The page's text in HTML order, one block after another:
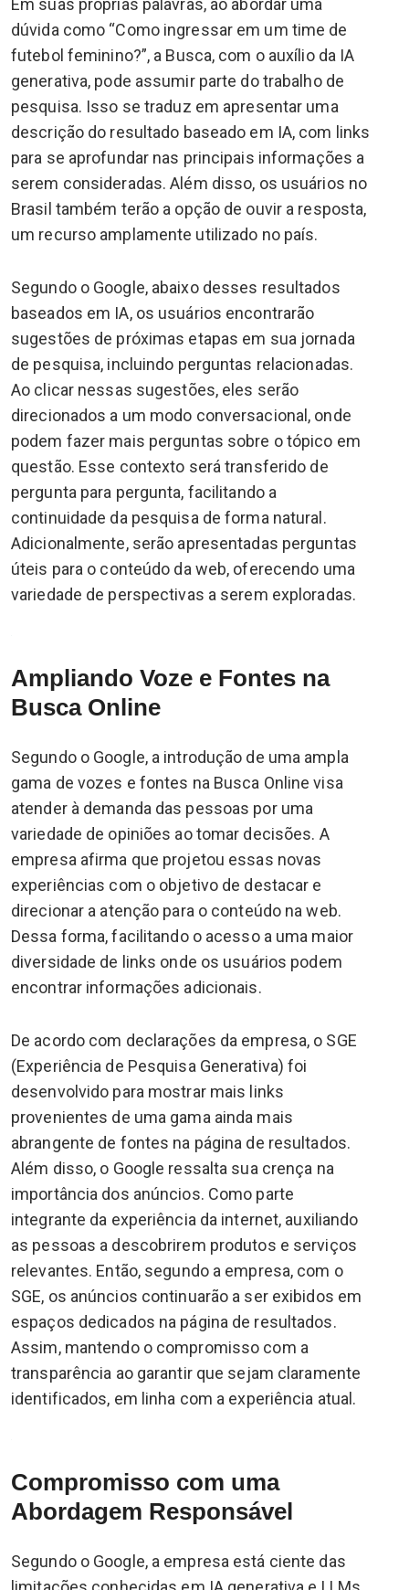
Em suas próprias palavras, ao abordar uma
dúvida como “Como ingressar em um time de
futebol feminino?”, a Busca, com o auxílio da IA
generativa, pode assumir parte do trabalho de
pesquisa. Isso se traduz em apresentar uma
descrição do resultado baseado em IA, com links
para se aprofundar nas principais informações a
serem consideradas. Além disso, os usuários no
Brasil também terão a opção de ouvir a resposta,
um recurso amplamente utilizado no país.
Segundo o Google, abaixo desses resultados
baseados em IA, os usuários encontrarão
sugestões de próximas etapas em sua jornada
de pesquisa, incluindo perguntas relacionadas.
Ao clicar nessas sugestões, eles serão
direcionados a um modo conversacional, onde
podem fazer mais perguntas sobre o tópico em
questão. Esse contexto será transferido de
pergunta para pergunta, facilitando a
continuidade da pesquisa de forma natural.
Adicionalmente, serão apresentadas perguntas
úteis para o conteúdo da web, oferecendo uma
variedade de perspectivas a serem exploradas.
Ampliando Voze e Fontes na
Busca Online
Segundo o Google, a introdução de uma ampla
gama de vozes e fontes na Busca Online visa
atender à demanda das pessoas por uma
variedade de opiniões ao tomar decisões. A
empresa afirma que projetou essas novas
experiências com o objetivo de destacar e
direcionar a atenção para o conteúdo na web.
Dessa forma, facilitando o acesso a uma maior
diversidade de links onde os usuários podem
encontrar informações adicionais.
De acordo com declarações da empresa, o SGE
(Experiência de Pesquisa Generativa) foi
desenvolvido para mostrar mais links
provenientes de uma gama ainda mais
abrangente de fontes na página de resultados.
Além disso, o Google ressalta sua crença na
importância dos anúncios. Como parte
integrante da experiência da internet, auxiliando
as pessoas a descobrirem produtos e serviços
relevantes. Então, segundo a empresa, com o
SGE, os anúncios continuarão a ser exibidos em
espaços dedicados na página de resultados.
Assim, mantendo o compromisso com a
transparência ao garantir que sejam claramente
identificados, em linha com a experiência atual.
Compromisso com uma
Abordagem Responsável
Segundo o Google, a empresa está ciente das